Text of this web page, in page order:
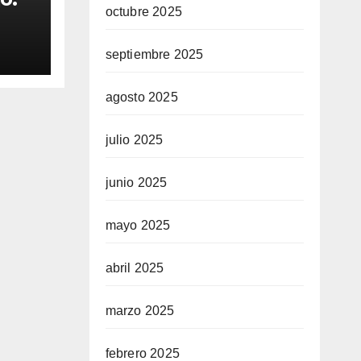
octubre 2025
septiembre 2025
agosto 2025
julio 2025
junio 2025
mayo 2025
abril 2025
marzo 2025
febrero 2025